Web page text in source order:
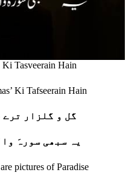
Tasveerain Hain
Ki Tafseerain Hain
گل و گلزار
یہ سبھی سورہَ
pictures of Paradise